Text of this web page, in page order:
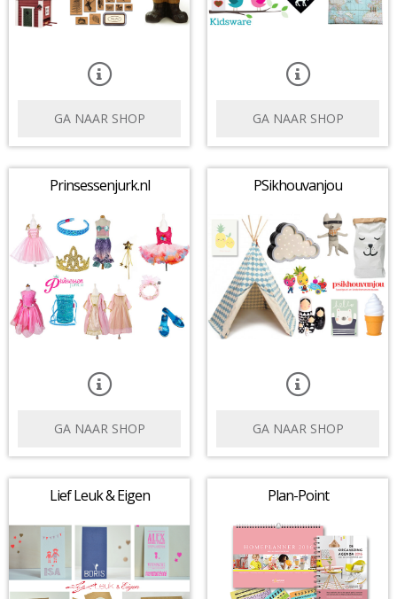
GA NAAR SHOP GA NAAR SHOP
Prinsessenjurk.nl
GA NAAR SHOP
PSikhouvanjou
GA NAAR SHOP
Lief Leuk & Eigen Plan-Point